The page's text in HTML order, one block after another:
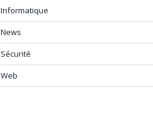
Informatique
News
Sécurité
Web